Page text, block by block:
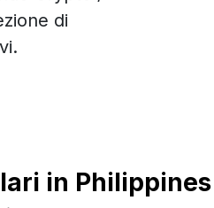
di
in Philippines